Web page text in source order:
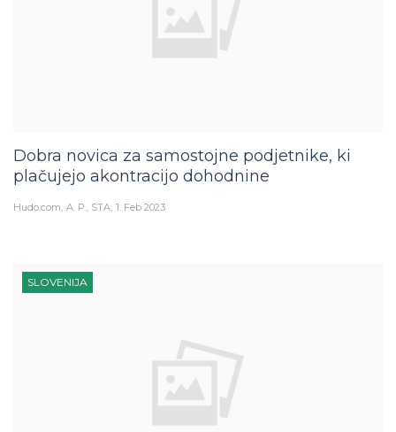
Dobra novica za samostojne podjetnike, ki
plačujejo akontracijo dohodnine
Hudo.com A. P., STA 1. Feb 2023
SLOVENIJA